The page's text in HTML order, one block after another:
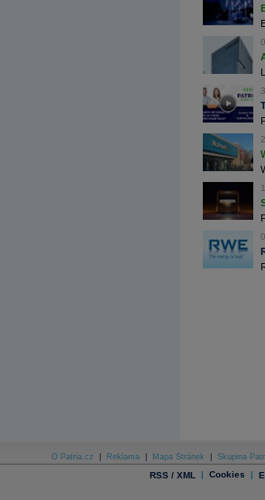
Databanka - Ceny
O Patria.cz Reklama Mapa Stránek Skupina
RSS / XML | Cookies |